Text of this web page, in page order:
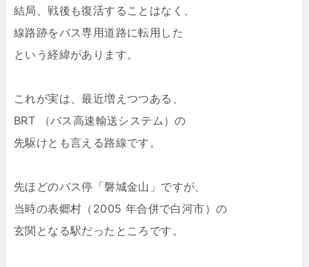
結局、戦後も復活することはなく、
線路跡をバス専用道路に転用した
という経緯があります。
これが実は、最近増えつつある、
BRT （バス高速輸送システム）の
先駆けとも言える路線です。
先ほどのバス停「磐城金山」ですが、
当時の表郷村（2005 年合併で白河市）の
玄関となる駅だったところです。